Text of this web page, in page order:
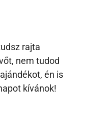
rajta
nem tudod
én is
kívánok!